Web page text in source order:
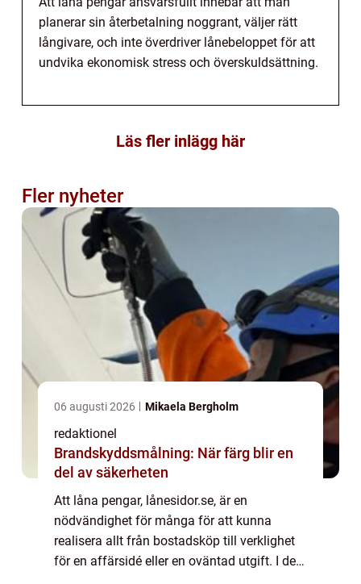
planerar sin återbetalning noggrant, väljer rätt
långivare, och inte överdriver lånebeloppet för att
undvika ekonomisk stress och överskuldsättning.
Läs fler inlägg här
Fler nyheter
06 augusti 2026 Mikaela Bergholm
redaktionel
Brandskyddsmålning: När färg blir en
del av säkerheten
Att låna pengar, lånesidor.se, är en
nödvändighet för många för att kunna
realisera allt från bostadsköp till verklighet
för en affärsidé eller en oväntad utgift. I den